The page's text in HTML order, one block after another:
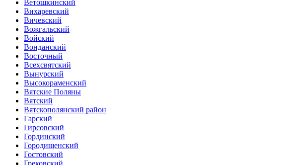
Ветошкинский
Вихаревский
Вичевский
Вожгальский
Войский
Вонданский
Восточный
Всехсвятский
Вынурский
Высокораменский
Вятские Поляны
Вятский
Вятскополянский район
Гарский
Гирсовский
Гординский
Городищенский
Гостовский
Грековский